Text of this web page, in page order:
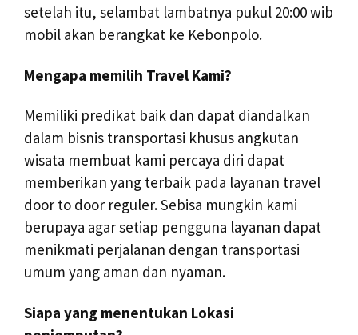
setelah itu, selambat lambatnya pukul 20:00 wib
mobil akan berangkat ke Kebonpolo.
Mengapa memilih Travel Kami?
Memiliki predikat baik dan dapat diandalkan
dalam bisnis transportasi khusus angkutan
wisata membuat kami percaya diri dapat
memberikan yang terbaik pada layanan travel
door to door reguler. Sebisa mungkin kami
berupaya agar setiap pengguna layanan dapat
menikmati perjalanan dengan transportasi
umum yang aman dan nyaman.
Siapa yang menentukan Lokasi